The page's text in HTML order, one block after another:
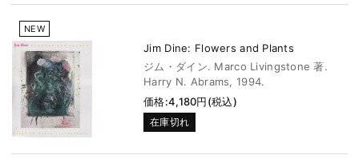
NEW
Jim Dine: Flowers and Plants
ジム・ダイン. Marco Livingstone 著.
Harry N. Abrams, 1994.
価格:4,180円(税込)
在庫切れ